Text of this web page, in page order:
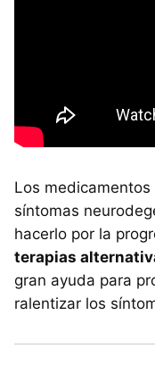
Los
síntomas
hacerlo por la
terapias
gran ayuda para
ralentizar los